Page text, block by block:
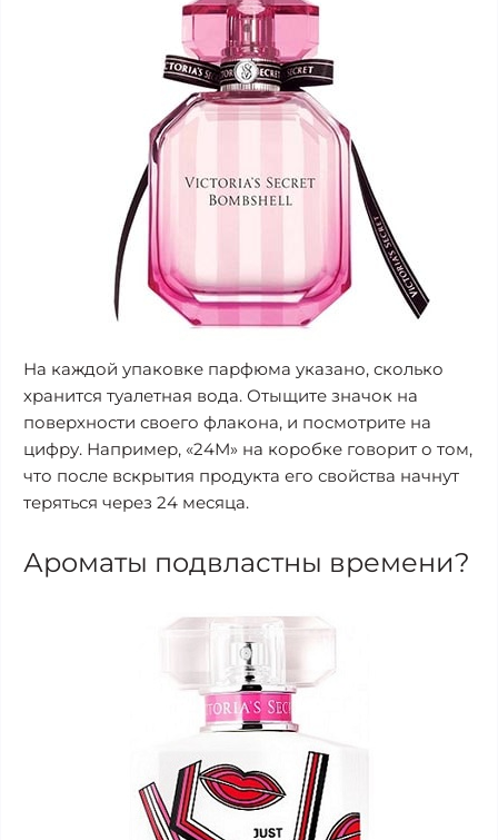
На каждой упаковке парфюма указано, сколько
хранится туалетная вода. Отыщите значок на
поверхности своего флакона, и посмотрите на
цифру. Например, «24М» на коробке говорит о том,
что после вскрытия продукта его свойства начнут
теряться через 24 месяца.
Ароматы подвластны времени?